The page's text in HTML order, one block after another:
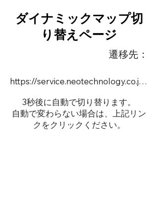
ダイナミックマップ切
り替えページ
遷移先：
https://service.neotechnology.co.jp/demo/DY103/FreeMindView.html
3秒後に自動で切り替ります。
自動で変わらない場合は、上記リン
クをクリックください。